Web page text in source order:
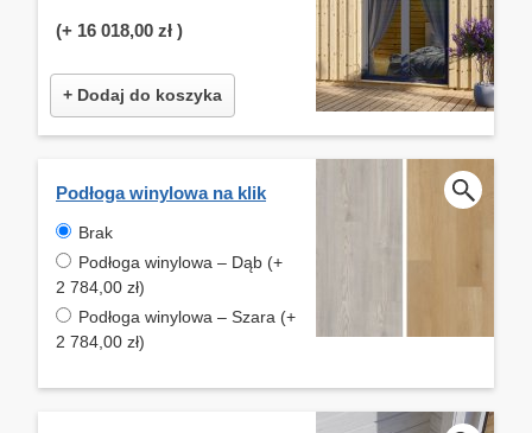
(+ 16 018,00 zł )
+ Dodaj do koszyka
Podłoga winylowa na klik
Brak
Podłoga winylowa – Dąb (+
2 784,00 zł)
Podłoga winylowa – Szara (+
2 784,00 zł)